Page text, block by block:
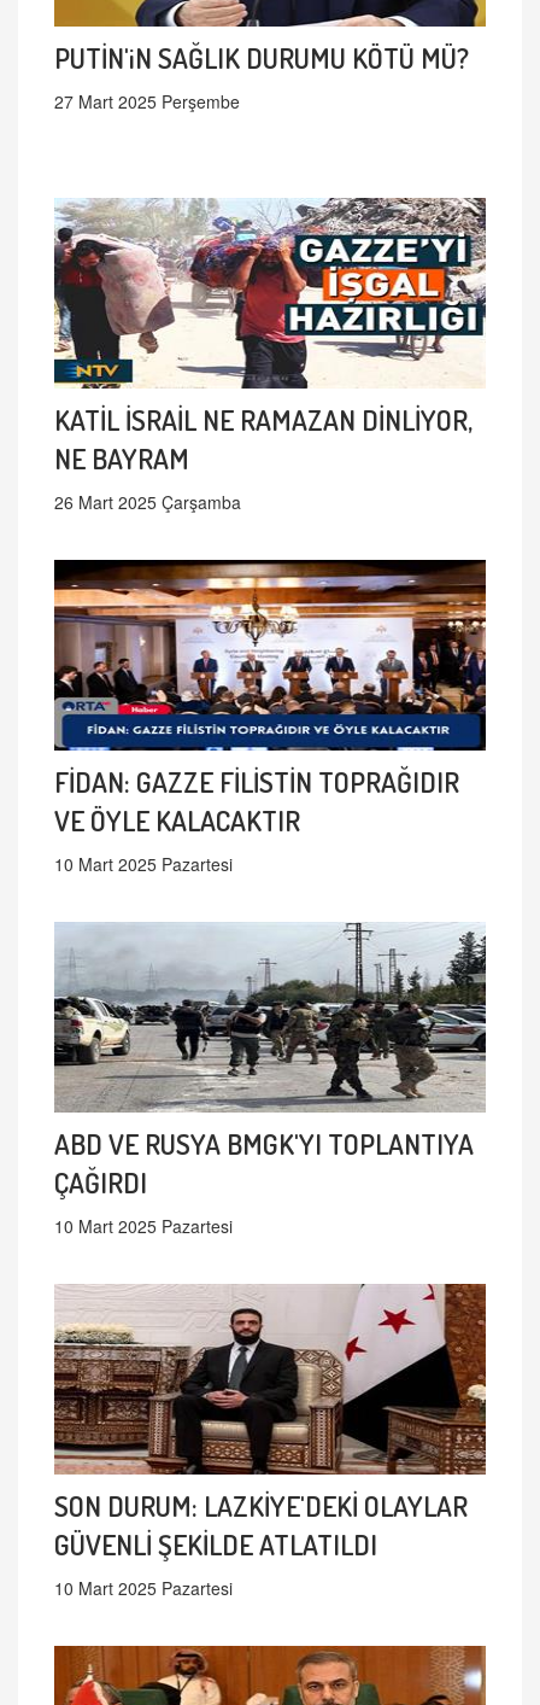
PUTİN'iN SAĞLIK DURUMU KÖTÜ MÜ?
27 Mart 2025 Perşembe
KATİL İSRAİL NE RAMAZAN DİNLİYOR,
NE BAYRAM
26 Mart 2025 Çarşamba
FİDAN: GAZZE FİLİSTİN TOPRAĞIDIR
VE ÖYLE KALACAKTIR
10 Mart 2025 Pazartesi
ABD VE RUSYA BMGK'YI TOPLANTIYA
ÇAĞIRDI
10 Mart 2025 Pazartesi
SON DURUM: LAZKİYE'DEKİ OLAYLAR
GÜVENLİ ŞEKİLDE ATLATILDI
10 Mart 2025 Pazartesi